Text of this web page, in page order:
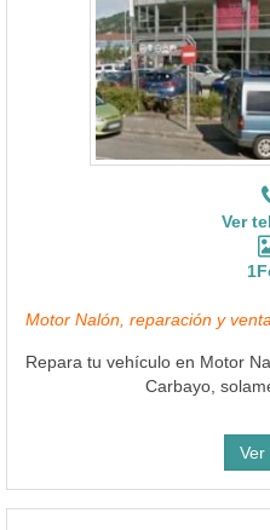
Ver
Motor Nalón, reparación y
Repara tu vehículo en Motor
Carbayo,
Ver